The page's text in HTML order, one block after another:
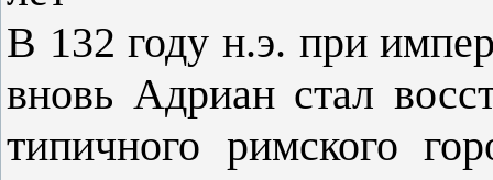
В 132 году н.э. при
вновь Адриан стал
типичного римского